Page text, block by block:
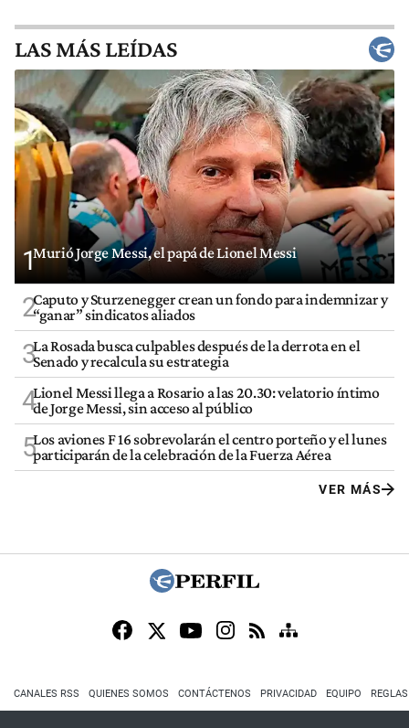
LAS MÁS LEÍDAS
1Murió Jorge Messi, el papá de Lionel Messi
2Caputo y Sturzenegger crean un fondo para indemnizar y
“ganar” sindicatos aliados
3La Rosada busca culpables después de la derrota en el
Senado y recalcula su estrategia
4Lionel Messi llega a Rosario a las 20.30: velatorio íntimo
de Jorge Messi, sin acceso al público
5Los aviones F 16 sobrevolarán el centro porteño y el lunes
participarán de la celebración de la Fuerza Aérea
VER MÁS
CANALES RSS QUIENES SOMOS CONTÁCTENOS PRIVACIDAD EQUIPO